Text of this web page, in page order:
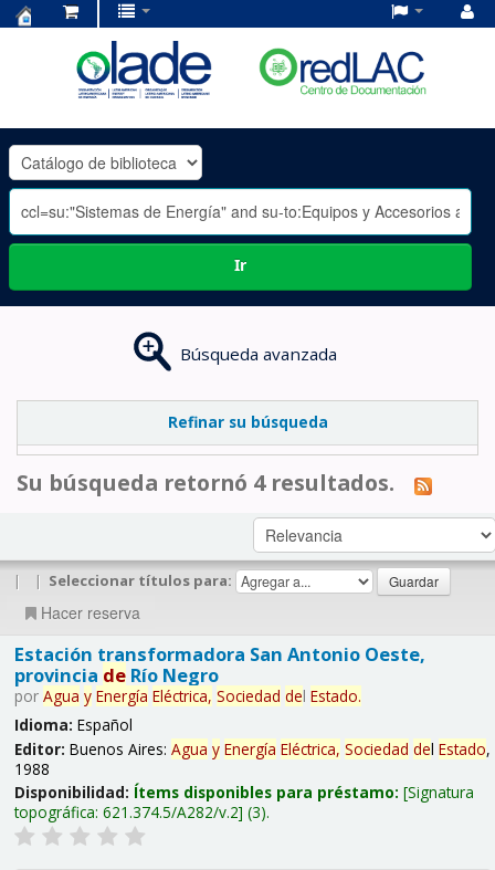
OLADE
-
Ir
Búsqueda avanzada
Refinar su búsqueda
Su búsqueda retornó 4 resultados.
| | Seleccionar títulos para:
Hacer reserva
Estación transformadora San Antonio Oeste,
provincia deRío Negro
por Agua y Energía Eléctrica, Sociedad del Estado.
Idioma: Español
Editor: Buenos Aires: Agua y Energía Eléctrica, Sociedad del Estado,
1988
Disponibilidad: Ítems disponibles para préstamo: Signatura
topográfica: 621.374.5/A282/v.2 (3).